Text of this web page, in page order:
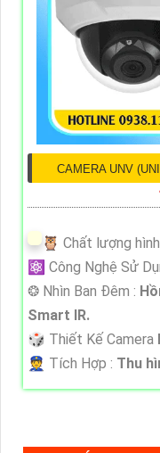
CAMERA UNV
🦉 Chất lượng
⚛️ Công Nghệ Sử
❂ Nhìn Ban Đêm :
Smart IR.
🎲 Thiết Kế Camera
️👮 Tích Hợp : Thu